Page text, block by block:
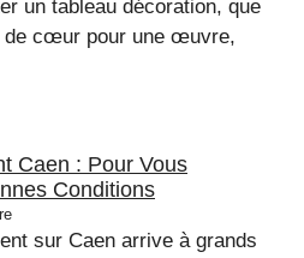
un tableau décoration, que
de cœur pour une œuvre,
Caen : Pour Vous
Conditions
sur Caen arrive à grands